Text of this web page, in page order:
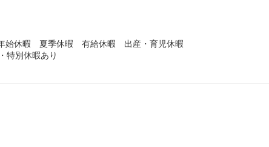
始休暇 夏季休暇 有給休暇 出産・育児休暇
特別休暇あり